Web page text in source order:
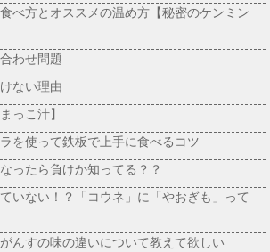
べ方とオススメの温め方【秘密のケンミン
わせ問題
ない理由
っこ汁】
を使って鉄板で上手に食べるコツ
ったら負けか知ってる？？
いない！？「コウネ」に「やおぎも」って
んすの味の違いについて教えて欲しい